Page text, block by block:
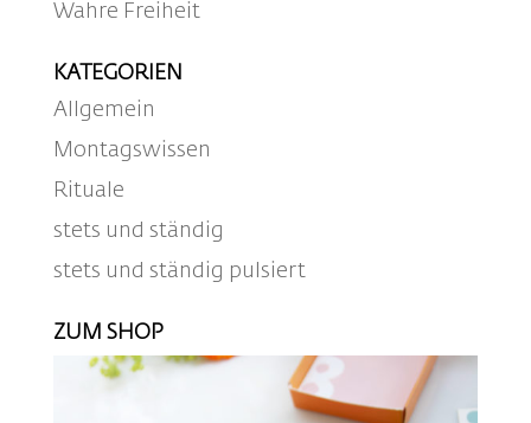
Wahre Freiheit
KATEGORIEN
Allgemein
Montagswissen
Rituale
stets und ständig
stets und ständig pulsiert
ZUM SHOP